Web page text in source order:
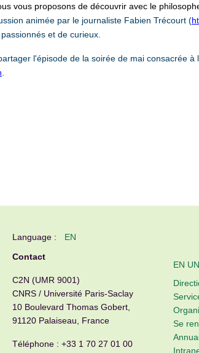
vous proposons de découvrir avec le
animée par le journaliste Fabien Trécourt (
et de curieux.
l'épisode de la soirée de mai consacrée à
Language :
EN
Contact
C2N (UMR 9001)
CNRS / Université Paris-Saclay
10 Boulevard Thomas Gobert,
91120 Palaiseau, France
Téléphone : +33 1 70 27 01 00
EN
Se